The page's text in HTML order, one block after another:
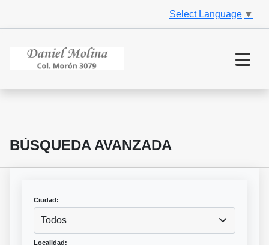
Select Language ▼
BÚSQUEDA AVANZADA
Ciudad:
Todos
Localidad: